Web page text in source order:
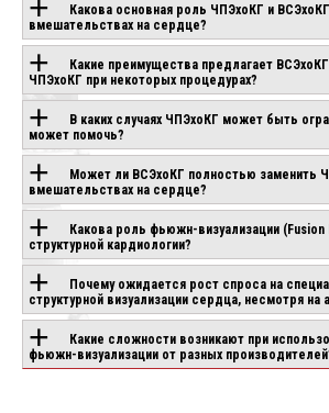
Какова основная роль ЧПЭхоКГ и
вмешательствах на сердце?
Какие преимущества предлагает
ЧПЭхоКГ при некоторых процедурах?
В каких случаях ЧПЭхоКГ может быть
может помочь?
Может ли ВСЭхоКГ полностью заменить
вмешательствах на сердце?
Какова роль фьюжн-визуализации (Fusion
структурной кардиологии?
Почему ожидается рост спроса на
структурной визуализации сердца, несмотря на
Какие сложности возникают при
фьюжн-визуализации от разных
ОБОРУДОВАНИЕ С
ЭТОЙ
ТЕХНОЛОГИЕЙ
CHISON SONOGO
EBIT 90
Под заказ